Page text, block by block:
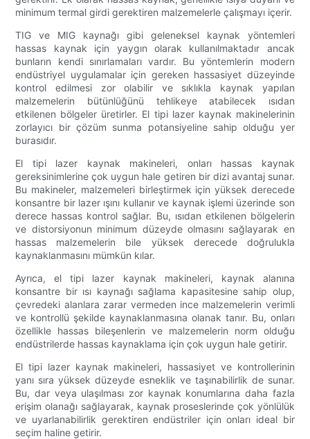
minimum termal girdi gerektiren malzemelerle çalışmayı içerir.
TIG ve MIG kaynağı gibi geleneksel kaynak yöntemleri
hassas kaynak için yaygın olarak kullanılmaktadır ancak
bunların kendi sınırlamaları vardır. Bu yöntemlerin modern
endüstriyel uygulamalar için gereken hassasiyet düzeyinde
kontrol edilmesi zor olabilir ve sıklıkla kaynak yapılan
malzemelerin bütünlüğünü tehlikeye atabilecek ısıdan
etkilenen bölgeler üretirler. El tipi lazer kaynak makinelerinin
zorlayıcı bir çözüm sunma potansiyeline sahip olduğu yer
burasıdır.
El tipi lazer kaynak makineleri, onları hassas kaynak
gereksinimlerine çok uygun hale getiren bir dizi avantaj sunar.
Bu makineler, malzemeleri birleştirmek için yüksek derecede
konsantre bir lazer ışını kullanır ve kaynak işlemi üzerinde son
derece hassas kontrol sağlar. Bu, ısıdan etkilenen bölgelerin
ve distorsiyonun minimum düzeyde olmasını sağlayarak en
hassas malzemelerin bile yüksek derecede doğrulukla
kaynaklanmasını mümkün kılar.
Ayrıca, el tipi lazer kaynak makineleri, kaynak alanına
konsantre bir ısı kaynağı sağlama kapasitesine sahip olup,
çevredeki alanlara zarar vermeden ince malzemelerin verimli
ve kontrollü şekilde kaynaklanmasına olanak tanır. Bu, onları
özellikle hassas bileşenlerin ve malzemelerin norm olduğu
endüstrilerde hassas kaynaklama için çok uygun hale getirir.
El tipi lazer kaynak makineleri, hassasiyet ve kontrollerinin
yanı sıra yüksek düzeyde esneklik ve taşınabilirlik de sunar.
Bu, dar veya ulaşılması zor kaynak konumlarına daha fazla
erişim olanağı sağlayarak, kaynak proseslerinde çok yönlülük
ve uyarlanabilirlik gerektiren endüstriler için onları ideal bir
seçim haline getirir.